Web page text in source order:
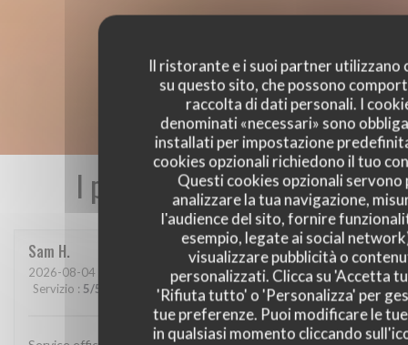
Il ristorante e i suoi partner utilizzano
su questo sito, che possono
raccolta di dati personali. I
denominati «necessari» sono
installati per impostazione
cookies opzionali richiedono il tuo
Questi cookies opzionali servono
analizzare la tua navigazione,
l'audience del sito, fornire
esempio, legate ai social
visualizzare pubblicità o
personalizzati. Clicca su 'Accetta
'Rifiuta tutto' o 'Personalizza' per
tue preferenze. Puoi modificare le
in qualsiasi momento cliccando
I pareri dei nostri clienti
Sam H
2026-08-04 - 19:45 - Ospiti 3
Servizio : 5/5 Atmosfera:5/5 Cucina : 5/5 Qualità / Prezzo :